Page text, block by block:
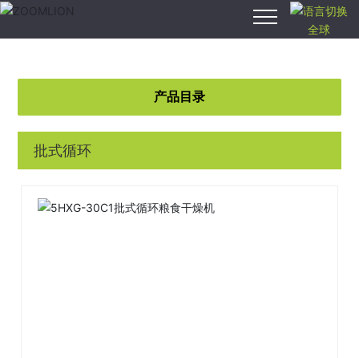
国）,安博anbo
（中国）
全球
产品目录
批式循环